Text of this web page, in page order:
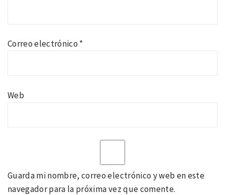
Correo electrónico *
Web
Guarda mi nombre, correo electrónico y web en este
navegador para la próxima vez que comente.